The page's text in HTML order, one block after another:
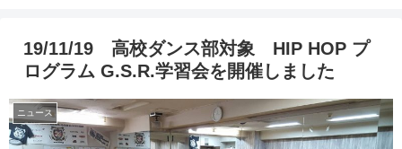
19/11/19 高校ダンス部対象 HIP HOP プ
ログラム G.S.R.学習会を開催しました
ニュース